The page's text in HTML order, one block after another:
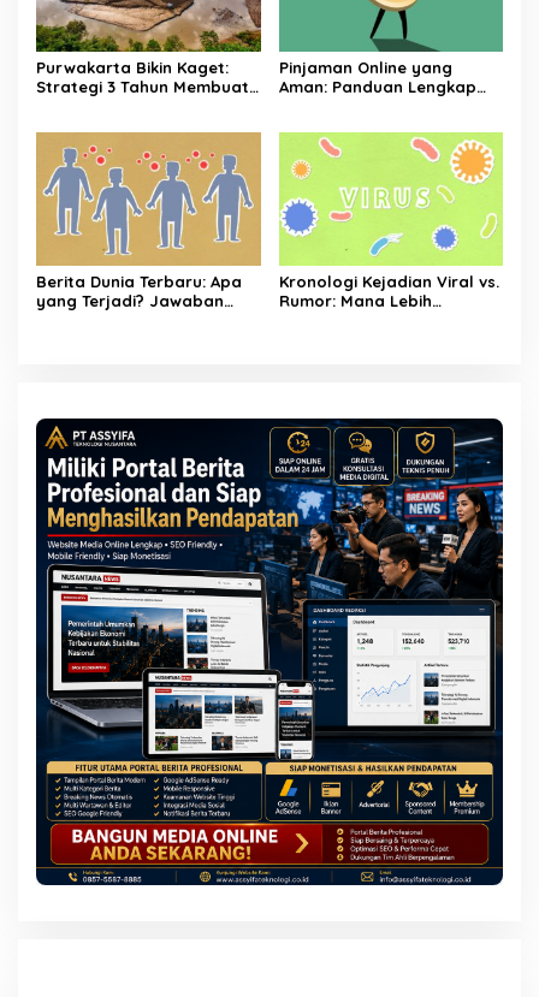
Purwakarta Bikin Kaget:
Strategi 3 Tahun Membuat
Pinjaman Online yang
Aman: Panduan Lengkap
Berita Dunia Terbaru: Apa
yang Terjadi? Jawaban
Kronologi Kejadian Viral vs.
Rumor: Mana Lebih